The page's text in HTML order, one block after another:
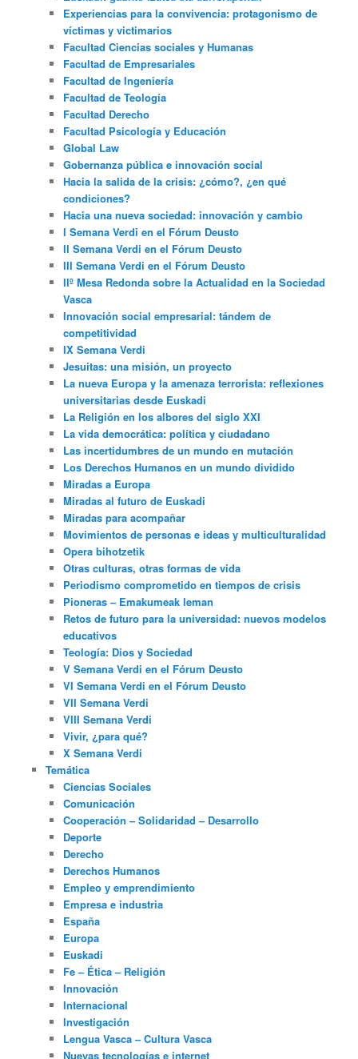
Experiencias para la convivencia: protagonismo de
víctimas y victimarios
Facultad Ciencias sociales y Humanas
Facultad de Empresariales
Facultad de Ingeniería
Facultad de Teología
Facultad Derecho
Facultad Psicología y Educación
Global Law
Gobernanza pública e innovación social
Hacia la salida de la crisis: ¿cómo?, ¿en qué
condiciones?
Hacia una nueva sociedad: innovación y cambio
I Semana Verdi en el Fórum Deusto
II Semana Verdi en el Fórum Deusto
III Semana Verdi en el Fórum Deusto
IIº Mesa Redonda sobre la Actualidad en la Sociedad
Vasca
Innovación social empresarial: tándem de
competitividad
IX Semana Verdi
Jesuitas: una misión, un proyecto
La nueva Europa y la amenaza terrorista: reflexiones
universitarias desde Euskadi
La Religión en los albores del siglo XXI
La vida democrática: política y ciudadano
Las incertidumbres de un mundo en mutación
Los Derechos Humanos en un mundo dividido
Miradas a Europa
Miradas al futuro de Euskadi
Miradas para acompañar
Movimientos de personas e ideas y multiculturalidad
Opera bihotzetik
Otras culturas, otras formas de vida
Periodismo comprometido en tiempos de crisis
Pioneras – Emakumeak leman
Retos de futuro para la universidad: nuevos modelos
educativos
Teología: Dios y Sociedad
V Semana Verdi en el Fórum Deusto
VI Semana Verdi en el Fórum Deusto
VII Semana Verdi
VIII Semana Verdi
Vivir, ¿para qué?
X Semana Verdi
Temática
Ciencias Sociales
Comunicación
Cooperación – Solidaridad – Desarrollo
Deporte
Derecho
Derechos Humanos
Empleo y emprendimiento
Empresa e industria
España
Europa
Euskadi
Fe – Ética – Religión
Innovación
Internacional
Investigación
Lengua Vasca – Cultura Vasca
Nuevas tecnologías e internet